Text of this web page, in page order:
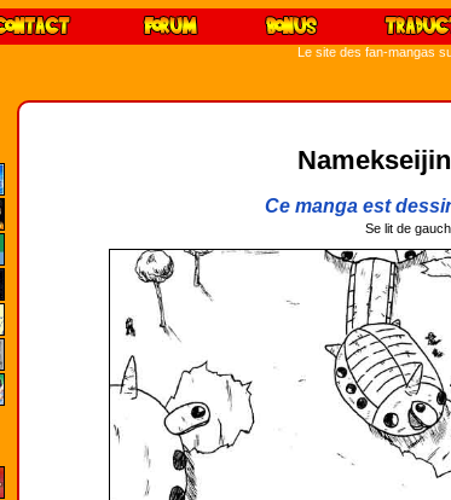
Le site des fan-mangas
Ce manga est
Se lit de